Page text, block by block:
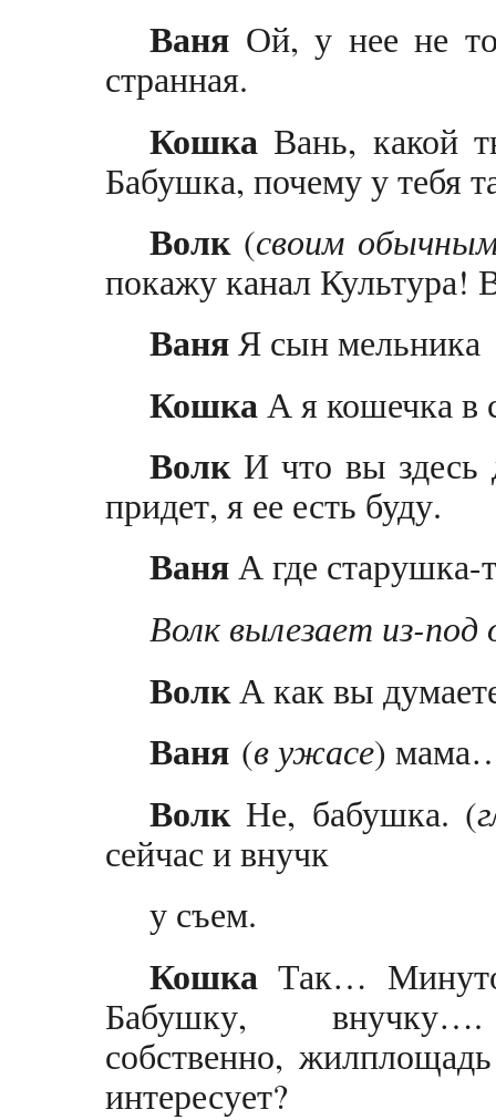
Ваня Ой, у нее не
странная.
Кошка Вань, какой
Бабушка, почему у тебя
Волк(своим
покажу канал Культура!
ВаняЯ сын мельника
КошкаА я кошечка в
ВолкИ что вы здесь
придет, я ее есть буду.
ВаняА где старушка-
Волк вылезает из-под
ВолкА как вы
Ваня (в ужасе)
ВолкНе, бабушка. (
сейчас и внучк
у съем.
Кошка Так…
Бабушку,
собственно,
интересует?